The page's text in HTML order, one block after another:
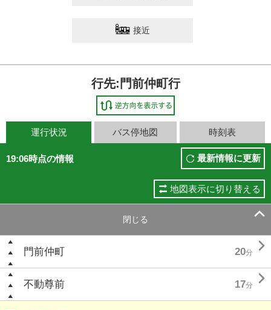
接近
行先:門前仲町行
運行状況 バス停地図 時刻表
19:06時点の情報 最新情報に更新
地図表示に切り替える
閉じる 
門前仲町 20分 
不動尊前 17分 